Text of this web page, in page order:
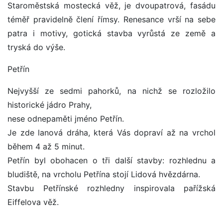
Staroměstská mostecká věž, je dvoupatrová, fasádu
téměř pravidelně člení římsy. Renesance vrší na sebe
patra i motivy, gotická stavba vyrůstá ze země a
tryská do výše.
Petřín
Nejvyšší ze sedmi pahorků, na nichž se rozložilo
historické jádro Prahy,
nese odnepaměti jméno Petřín.
Je zde lanová dráha, která Vás dopraví až na vrchol
během 4 až 5 minut.
Petřín byl obohacen o tři další stavby: rozhlednu a
bludiště, na vrcholu Petřína stojí Lidová hvězdárna.
Stavbu Petřínské rozhledny inspirovala pařížská
Eiffelova věž.